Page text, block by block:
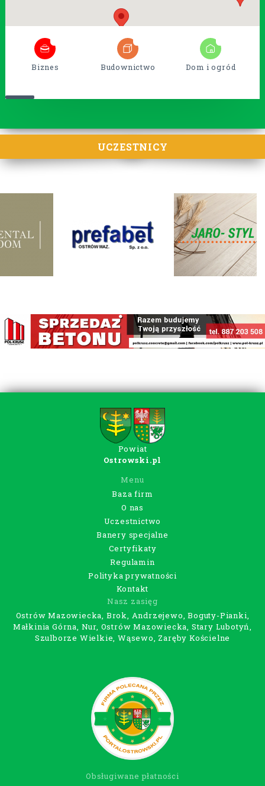
Biznes Budownictwo Dom i ogród
UCZESTNICY
Powiat
Ostrowski.pl
Menu
Baza firm
O nas
Uczestnictwo
Banery specjalne
Certyfikaty
Regulamin
Polityka prywatności
Kontakt
Nasz zasięg
Ostrów Mazowiecka, Brok, Andrzejewo, Boguty-Pianki,
Małkinia Górna, Nur, Ostrów Mazowiecka, Stary Lubotyń,
Szulborze Wielkie, Wąsewo, Zaręby Kościelne
Obsługiwane płatności